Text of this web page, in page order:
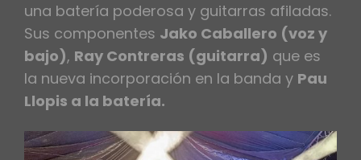
una batería poderosa y guitarras afiladas.
Sus componentes Jako Caballero (voz y
bajo), Ray Contreras (guitarra) que es
la nueva incorporación en la banda y Pau
Llopis a la batería.